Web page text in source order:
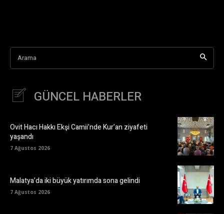
Arama
GÜNCEL HABERLER
Ovit Hacı Hakkı Ekşi Camii’nde Kur’an ziyafeti
yaşandı
7 Ağustos 2026
Malatya’da iki büyük yatırımda sona gelindi
7 Ağustos 2026